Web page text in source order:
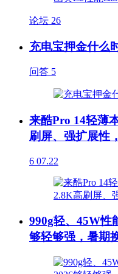
论坛 26
充电宝押金什么
问答 5
来酷Pro 14轻薄
刷屏、强扩展性
6 07.22
990g轻、45W性
够轻够强，暑期